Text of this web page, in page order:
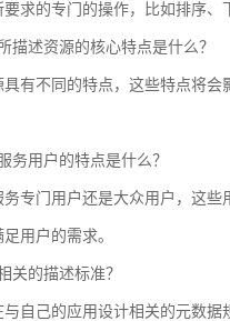
要求的专门的操作，比如排序、
描述资源的核心特点是什么？
具有不同的特点，这些特点将
务用户的特点是什么？
务专门用户还是大众用户，这
用户的需求。
关的描述标准？
与自己的应用设计相关的元数据